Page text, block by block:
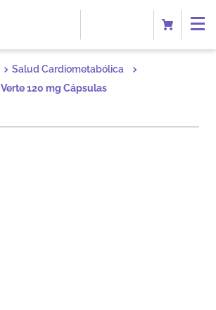
Salud Cardiometabólica
Verte 120 mg Cápsulas